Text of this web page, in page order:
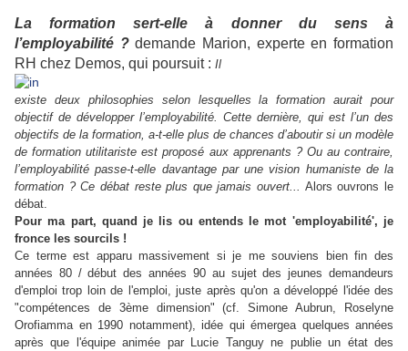
La formation sert-elle à donner du sens à
l’employabilité ?demande Marion, experte en formation
RH chez Demos, qui poursuit : Il
existe deux philosophies selon lesquelles la formation aurait pour
objectif de développer l’employabilité. Cette dernière, qui est l’un des
objectifs de la formation, a-t-elle plus de chances d’aboutir si un modèle
de formation utilitariste est proposé aux apprenants ? Ou au contraire,
l’employabilité passe-t-elle davantage par une vision humaniste de la
formation ? Ce débat reste plus que jamais ouvert... Alors ouvrons le
débat.
Pour ma part, quand je lis ou entends le mot 'employabilité', je
fronce les sourcils !
Ce terme est apparu massivement si je me souviens bien fin des
années 80 / début des années 90 au sujet des jeunes demandeurs
d'emploi trop loin de l'emploi, juste après qu'on a développé l'idée des
"compétences de 3ème dimension" (cf. Simone Aubrun, Roselyne
Orofiamma en 1990 notamment), idée qui émergea quelques années
après que l'équipe animée par Lucie Tanguy ne publie un état des